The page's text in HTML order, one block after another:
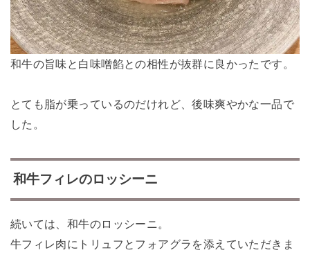
和牛の旨味と白味噌餡との相性が抜群に良かったです。
とても脂が乗っているのだけれど、後味爽やかな一品で
した。
和牛フィレのロッシーニ
続いては、和牛のロッシーニ。
牛フィレ肉にトリュフとフォアグラを添えていただきま